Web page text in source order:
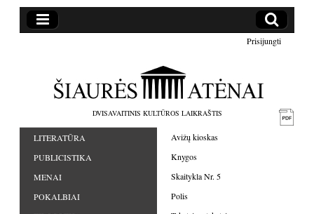
Prisijungti
DVISAVAITINIS KULTŪROS LAIKRAŠTIS
LITERATŪRA
PUBLICISTIKA
MENAI
POKALBIAI
Avižų kioskas
Knygos
Skaitykla Nr. 5
Polis